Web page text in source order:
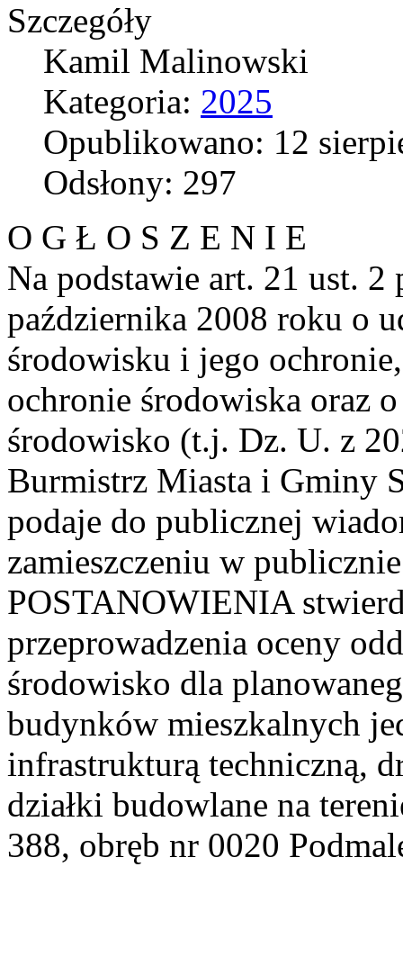
Szczegóły
Kamil Malinowski
Kategoria: 2025
Opublikowano: 12
Odsłony: 297
O G Ł O S Z E N I E
Na podstawie art. 21 ust.
października 2008 roku o
środowisku i jego
ochronie środowiska oraz
środowisko (t.j. Dz. U. z
Burmistrz Miasta i Gminy
podaje do publicznej
zamieszczeniu w
POSTANOWIENIA
przeprowadzenia oceny
środowisko dla
budynków mieszkalnych
infrastrukturą techniczną,
działki budowlane na
388, obręb nr 0020